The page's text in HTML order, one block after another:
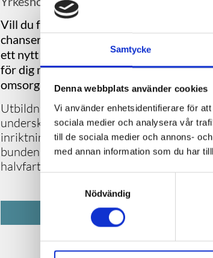
Samtycke
Denna webbplats använder cookies
Vi använder enhetsidentifierare för
sociala medier och analysera vår
till de sociala medier och annons-
med annan information som du har
Nödvändig
Vill du fördjupa dina kunskaper inom
chanser till nya spännande
ett nytt steg i karriären? Då ska du söka
för dig med relevant yrkeserfarenhet
omsorg!
Utbildningen leder till yrkesroller som
undersköterska, boendestödjare eller
inriktning och fördjupning inom
bunden med träffar i Umeå och
halvfart (50 procent) för att utbildningen
GÅ TILL UTBILDNINGEN